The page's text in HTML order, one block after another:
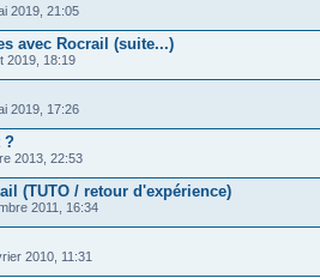
2019, 21:05
avec Rocrail (suite...)
2019, 18:19
2019, 17:26
?
2013, 22:53
(TUTO / retour d'expérience)
2011, 16:34
2010, 11:31